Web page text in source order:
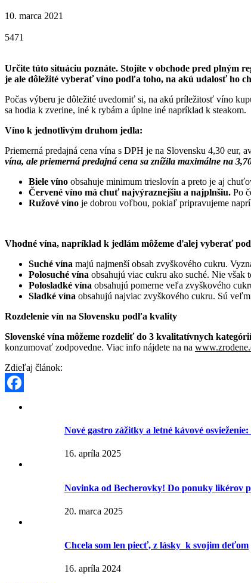
10. marca 2021
5471
Určite túto situáciu poznáte. Stojíte v obchode pred plným
je ale dôležité vyberať víno podľa toho, na akú udalosť ho
Počas výberu je dôležité uvedomiť si, na akú príležitosť víno
sa hodia k zverine, iné k rybám a úplne iné napríklad k steakom.
Víno k jednotlivým druhom jedla:
Priemerná predajná cena vína s DPH je na Slovensku 4,30 eur,
vína, ale priemerná predajná cena sa znížila maximálne na
Biele víno obsahuje minimum trieslovín a preto je aj
Červené víno má chuť najvýraznejšiu a najplnšiu. Po
Ružové víno je dobrou voľbou, pokiaľ pripravujeme
Vhodné vína, napríklad k jedlám môžeme ďalej vyberať
Suché vína majú najmenší obsah zvyškového cukru.
Polosuché vína obsahujú viac cukru ako suché. Nie však
Polosladké vína obsahujú pomerne veľa zvyškového
Sladké vína obsahujú najviac zvyškového cukru. Sú
Rozdelenie vín na Slovensku podľa kvality
Slovenské vína môžeme rozdeliť do 3 kvalitatívnych kategórií
konzumovať zodpovedne. Viac info nájdete na na
Zdieľaj článok:
Nové gastro zážitky a letné kávové
16. apríla 2025
Novinka od Becherovky! Do ponuky likérov
20. marca 2025
Chcela som len piecť, z lásky k svojim deťom
16. apríla 2024